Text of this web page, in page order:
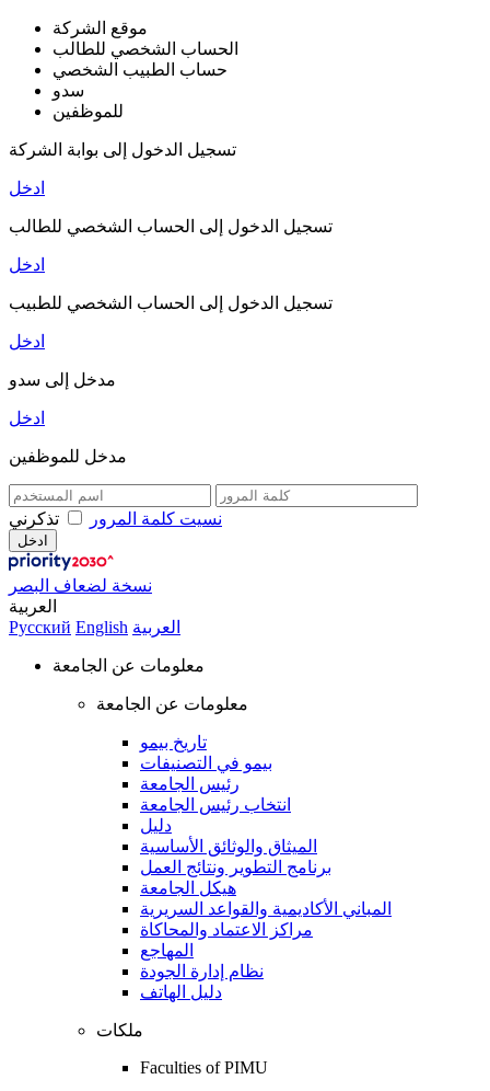
موقع الشركة
الحساب الشخصي للطالب
حساب الطبيب الشخصي
سدو
للموظفين
تسجيل الدخول إلى بوابة الشركة
ادخل
تسجيل الدخول إلى الحساب الشخصي للطالب
ادخل
تسجيل الدخول إلى الحساب الشخصي للطبيب
ادخل
مدخل إلى سدو
ادخل
مدخل للموظفين
نسيت كلمة المرور تذكرني
نسخة لضعاف البصر
العربية
Русский English العربية
معلومات عن الجامعة
معلومات عن الجامعة
تاريخ بيمو
بيمو في التصنيفات
رئيس الجامعة
انتخاب رئيس الجامعة
دليل
الميثاق والوثائق الأساسية
برنامج التطوير ونتائج العمل
هيكل الجامعة
المباني الأكاديمية والقواعد السريرية
مراكز الاعتماد والمحاكاة
المهاجع
نظام إدارة الجودة
دليل الهاتف
ملكات
Faculties of PIMU